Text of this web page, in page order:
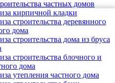
частных домов
кирпичной кладки
строительства деревянного
дома
строительства дома из бруса
строительства блочного и
дома
утепления частного дома